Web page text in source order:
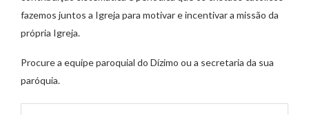
fazemos juntos a Igreja para motivar e incentivar a missão da
própria Igreja.
Procure a equipe paroquial do Dízimo ou a secretaria da sua
paróquia.